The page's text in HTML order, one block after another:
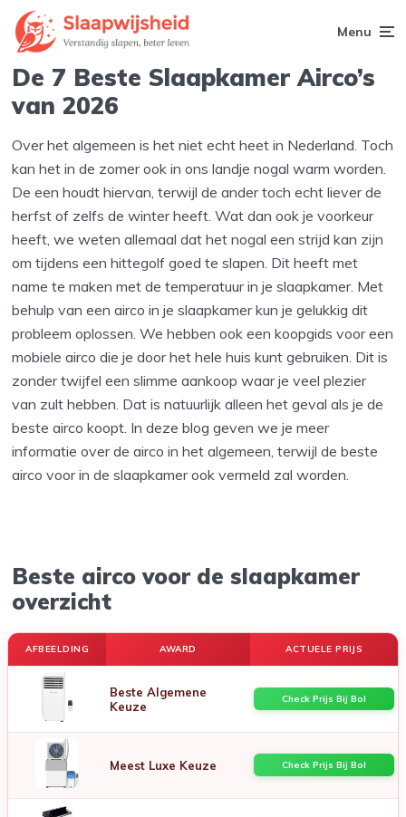
Menu
De 7 Beste Slaapkamer Airco’s
van 2026
Over het algemeen is het niet echt heet in Nederland. Toch
kan het in de zomer ook in ons landje nogal warm worden.
De een houdt hiervan, terwijl de ander toch echt liever de
herfst of zelfs de winter heeft. Wat dan ook je voorkeur
heeft, we weten allemaal dat het nogal een strijd kan zijn
om tijdens een hittegolf goed te slapen. Dit heeft met
name te maken met de temperatuur in je slaapkamer. Met
behulp van een airco in je slaapkamer kun je gelukkig dit
probleem oplossen. We hebben ook een koopgids voor een
mobiele airco die je door het hele huis kunt gebruiken. Dit is
zonder twijfel een slimme aankoop waar je veel plezier
van zult hebben. Dat is natuurlijk alleen het geval als je de
beste airco koopt. In deze blog geven we je meer
informatie over de airco in het algemeen, terwijl de beste
airco voor in de slaapkamer ook vermeld zal worden.
Beste airco voor de slaapkamer
overzicht
AFBEELDING AWARD ACTUELE PRIJS
Beste Algemene
Keuze
Check Prijs Bij Bol
Meest Luxe Keuze Check Prijs Bij Bol